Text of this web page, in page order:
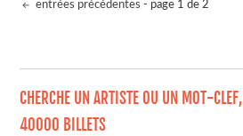
entrées précédentes - page 1 de 2
CHERCHE UN ARTISTE OU UN MOT-
40000 BILLETS